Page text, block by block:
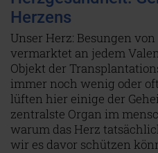
Herzens
Unser Herz: Besungen
vermarktet an jedem
Objekt der
immer noch wenig oder
lüften hier einige der
zentralste Organ im
warum das Herz
wir es davor schützen